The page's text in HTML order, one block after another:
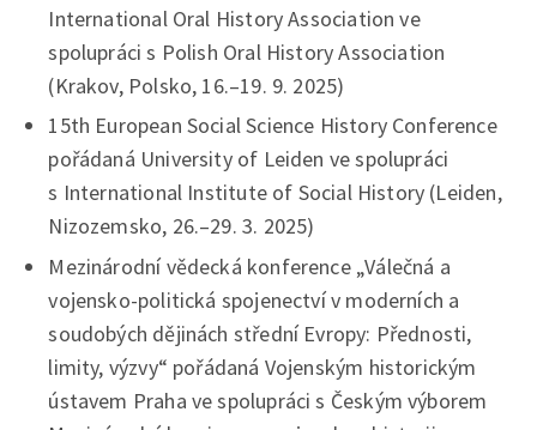
International Oral History Association ve
spolupráci s Polish Oral History Association
(Krakov, Polsko, 16.–19. 9. 2025)
15th European Social Science History Conference
pořádaná University of Leiden ve spolupráci
s International Institute of Social History (Leiden,
Nizozemsko, 26.–29. 3. 2025)
Mezinárodní vědecká konference „Válečná a
vojensko-politická spojenectví v moderních a
soudobých dějinách střední Evropy: Přednosti,
limity, výzvy“ pořádaná Vojenským historickým
ústavem Praha ve spolupráci s Českým výborem